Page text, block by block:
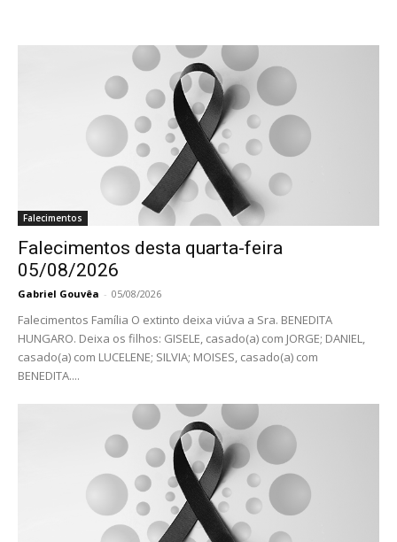
Falecimentos
Falecimentos desta quarta-feira
05/08/2026
Gabriel Gouvêa - 05/08/2026
Falecimentos Família O extinto deixa viúva a Sra. BENEDITA
HUNGARO. Deixa os filhos: GISELE, casado(a) com JORGE; DANIEL,
casado(a) com LUCELENE; SILVIA; MOISES, casado(a) com
BENEDITA....